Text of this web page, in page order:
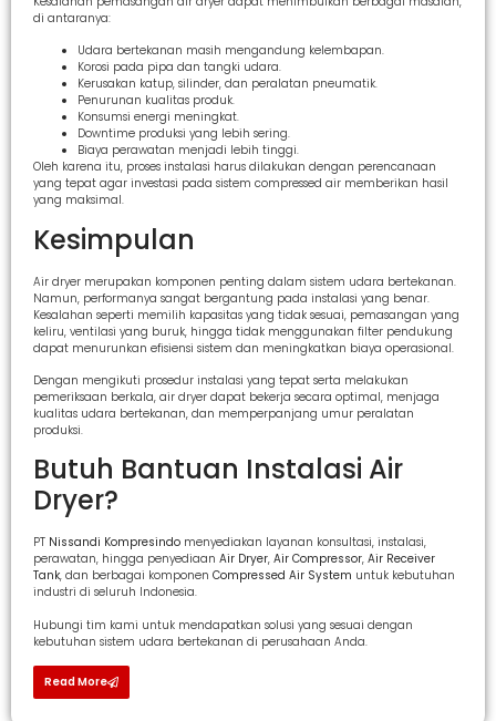
di antaranya:
Udara bertekanan masih mengandung kelembapan.
Korosi pada pipa dan tangki udara.
Kerusakan katup, silinder, dan peralatan pneumatik.
Penurunan kualitas produk.
Konsumsi energi meningkat.
Downtime produksi yang lebih sering.
Biaya perawatan menjadi lebih tinggi.
Oleh karena itu, proses instalasi harus dilakukan dengan perencanaan
yang tepat agar investasi pada sistem compressed air memberikan hasil
yang maksimal.
Kesimpulan
Air dryer merupakan komponen penting dalam sistem udara bertekanan.
Namun, performanya sangat bergantung pada instalasi yang benar.
Kesalahan seperti memilih kapasitas yang tidak sesuai, pemasangan yang
keliru, ventilasi yang buruk, hingga tidak menggunakan filter pendukung
dapat menurunkan efisiensi sistem dan meningkatkan biaya operasional.
Dengan mengikuti prosedur instalasi yang tepat serta melakukan
pemeriksaan berkala, air dryer dapat bekerja secara optimal, menjaga
kualitas udara bertekanan, dan memperpanjang umur peralatan
produksi.
Butuh Bantuan Instalasi Air
Dryer?
PT Nissandi Kompresindo menyediakan layanan konsultasi, instalasi,
perawatan, hingga penyediaan Air Dryer, Air Compressor, Air Receiver
Tank, dan berbagai komponen Compressed Air System untuk kebutuhan
industri di seluruh Indonesia.
Hubungi tim kami untuk mendapatkan solusi yang sesuai dengan
kebutuhan sistem udara bertekanan di perusahaan Anda.
Read More